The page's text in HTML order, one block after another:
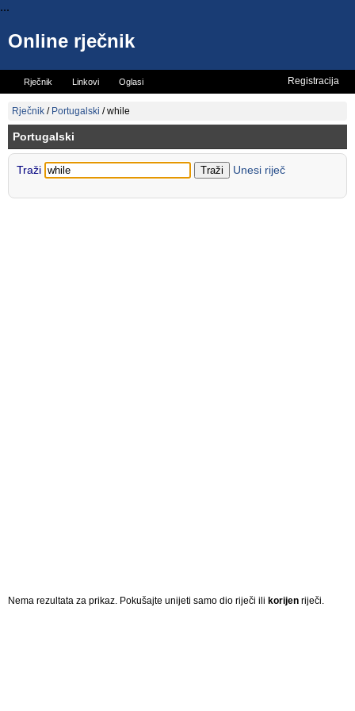
...
Online rječnik
Rječnik Linkovi Oglasi
Vicevi
Registracija
Rječnik / Portugalski /while
Portugalski
Traži Unesi riječ
Nema rezultata za prikaz. Pokušajte unijeti samo dio riječi ili korijen riječi.